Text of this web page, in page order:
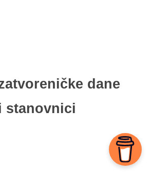
dane
stanovnici